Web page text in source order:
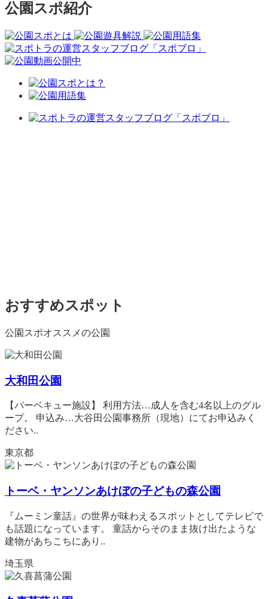
公園スポ紹介
おすすめスポット
公園スポオススメの公園
大和田公園
【バーベキュー施設】 利用方法…成人を含む4名以上のグル
ープ。 申込み…大谷田公園事務所（現地）にてお申込みく
ださい..
東京都
トーベ・ヤンソンあけぼの子どもの森公園
『ムーミン童話』の世界が味わえるスポットとしてテレビで
も話題になっています。 童話からそのまま抜け出たような
建物があちこちにあり..
埼玉県